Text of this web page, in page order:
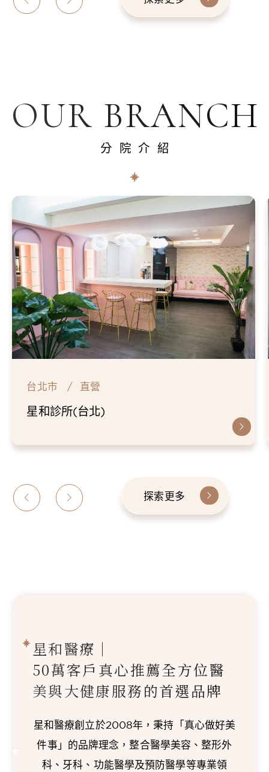
OUR BRANCH
分院介紹
台北市 直營
星和診所(台北)
探索更多
星和醫療｜
50萬客戶真心推薦全方位醫
美與大健康服務的首選品牌
星和醫療創立於2008年，秉持「真心做好美
件事」的品牌理念，整合醫學美容、整形外
科、牙科、功能醫學及預防醫學等專業領